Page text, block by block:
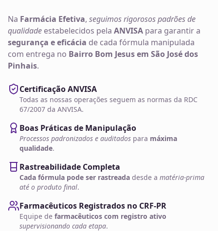
Na Farmácia Efetiva, seguimos rigorosos padrões de
qualidade estabelecidos pela ANVISA para garantir a
segurança e eficácia de cada fórmula manipulada
com entrega no Bairro Bom Jesus em São José dos
Pinhais.
Certificação ANVISA
Todas as nossas operações seguem as normas da RDC
67/2007 da ANVISA.
Boas Práticas de Manipulação
Processos padronizados e auditados para máxima
qualidade.
Rastreabilidade Completa
Cada fórmula pode ser rastreada desde a matéria-prima
até o produto final.
Farmacêuticos Registrados no CRF-PR
Equipe de farmacêuticos com registro ativo
supervisionando cada etapa.